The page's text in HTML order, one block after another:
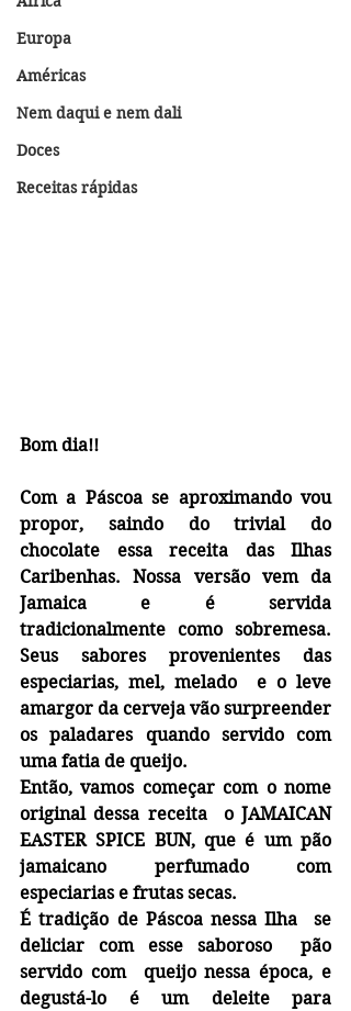
Europa
Américas
Nem daqui e nem dali
Doces
Receitas rápidas
Bom dia!!
Com a Páscoa se aproximando vou
propor, saindo do trivial do
chocolate essa receita das Ilhas
Caribenhas. Nossa versão vem da
Jamaica e é servida
tradicionalmente como sobremesa.
Seus sabores provenientes das
especiarias, mel, melado  e o leve
amargor da cerveja vão surpreender
os paladares quando servido com
uma fatia de queijo.
Então, vamos começar com o nome
original dessa receita  o JAMAICAN
EASTER SPICE BUN, que é um pão
jamaicano perfumado com
especiarias e frutas secas.
É tradição de Páscoa nessa Ilha  se
deliciar com esse saboroso  pão
servido com  queijo nessa época, e
degustá-lo é um deleite para